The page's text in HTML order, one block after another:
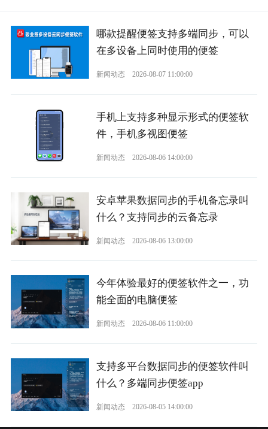
哪款提醒便签支持多端同步，可以
在多设备上同时使用的便签
新闻动态 2026-08-07 11:00:00
手机上支持多种显示形式的便签软
件，手机多视图便签
新闻动态 2026-08-06 14:00:00
安卓苹果数据同步的手机备忘录叫
什么？支持同步的云备忘录
新闻动态 2026-08-06 13:00:00
今年体验最好的便签软件之一，功
能全面的电脑便签
新闻动态 2026-08-06 11:00:00
支持多平台数据同步的便签软件叫
什么？多端同步便签app
新闻动态 2026-08-05 14:00:00